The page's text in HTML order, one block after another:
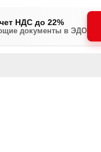
НДС до 22%
документы в ЭДО